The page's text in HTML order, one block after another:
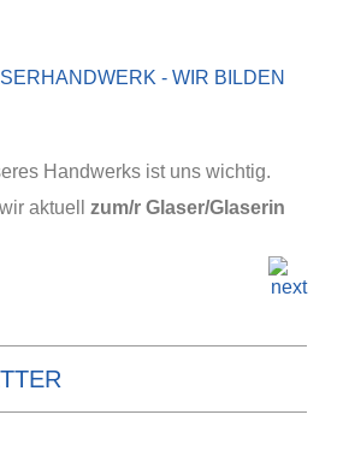
- WIR BILDEN
Handwerks ist uns wichtig.
aktuell zum/r Glaser/Glaserin